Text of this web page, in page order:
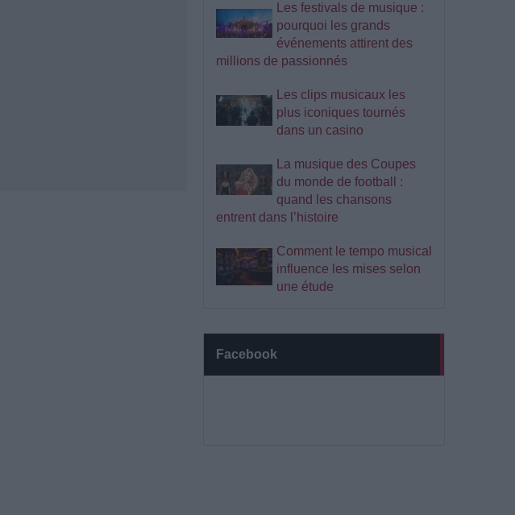
Les festivals de musique :
pourquoi les grands
événements attirent des
millions de passionnés
Les clips musicaux les
plus iconiques tournés
dans un casino
La musique des Coupes
du monde de football :
quand les chansons
entrent dans l’histoire
Comment le tempo musical
influence les mises selon
une étude
Facebook